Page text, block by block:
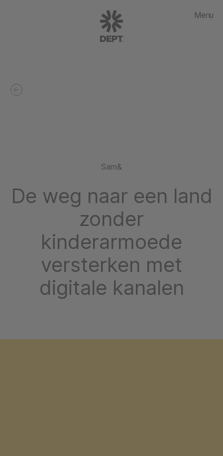
Menu
Sam&
De weg naar een land
zonder
kinderarmoede
versterken met
digitale kanalen